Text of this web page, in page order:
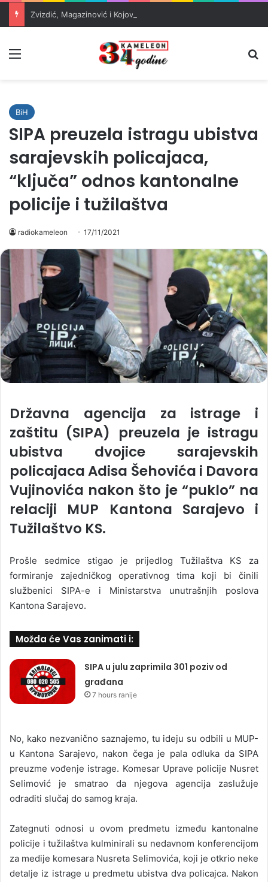
BiH
SIPA preuzela istragu ubistva
sarajevskih policajaca,
“ključa” odnos kantonalne
policije i tužilaštva
radiokameleon 17/11/2021
Državna agencija za istrage i
zaštitu (SIPA) preuzela je istragu
ubistva dvojice sarajevskih
policajaca Adisa Šehovića i Davora
Vujinovića nakon što je “puklo” na
relaciji MUP Kantona Sarajevo i
Tužilaštvo KS.
Prošle sedmice stigao je prijedlog Tužilaštva KS za
formiranje zajedničkog operativnog tima koji bi činili
službenici SIPA-e i Ministarstva unutrašnjih poslova
Kantona Sarajevo.
Možda će Vas zanimati i:
SIPA u julu zaprimila 301 poziv od
građana
7 hours ranije
No, kako nezvanično saznajemo, tu ideju su odbili u MUP-
u Kantona Sarajevo, nakon čega je pala odluka da SIPA
preuzme vođenje istrage. Komesar Uprave policije Nusret
Selimović je smatrao da njegova agencija zaslužuje
odraditi slučaj do samog kraja.
Zategnuti odnosi u ovom predmetu između kantonalne
policije i tužilaštva kulminirali su nedavnom konferencijom
za medije komesara Nusreta Selimovića, koji je otkrio neke
detalje iz istrage u predmetu ubistva dva policajca. Nakon